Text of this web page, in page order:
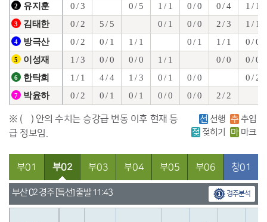
2 유지훈 0 / 3 0 / 5 1 / 1 0 / 0 0 / 4 1 / 1
3 김태한 0 / 2 5 / 5 0 / 1 0 / 0 2 / 3 1 / 1
4 방극산 0 / 2 0 / 1 1 / 1 0 / 1 1 / 1 0 / 0
5 이성재 1 / 3 0 / 0 0 / 0 1 / 1 0 / 0 0 / 0
6 한탁희 1 / 1 4 / 4 1 / 3 0 / 1 0 / 0 0 / 2
7 박윤하 0 / 2 0 / 1 0 / 1 0 / 0 0 / 0 2 / 2
※ ( ) 안의 수치는 승강급 변동 이후 현재 등
급 정보임.
선 선행 추 추입
젖 젖히기 마 마크
부01 부02 부03 부04 부05 부06 창01
부산 02 경주 [특선] 출발 11:43 경주분석